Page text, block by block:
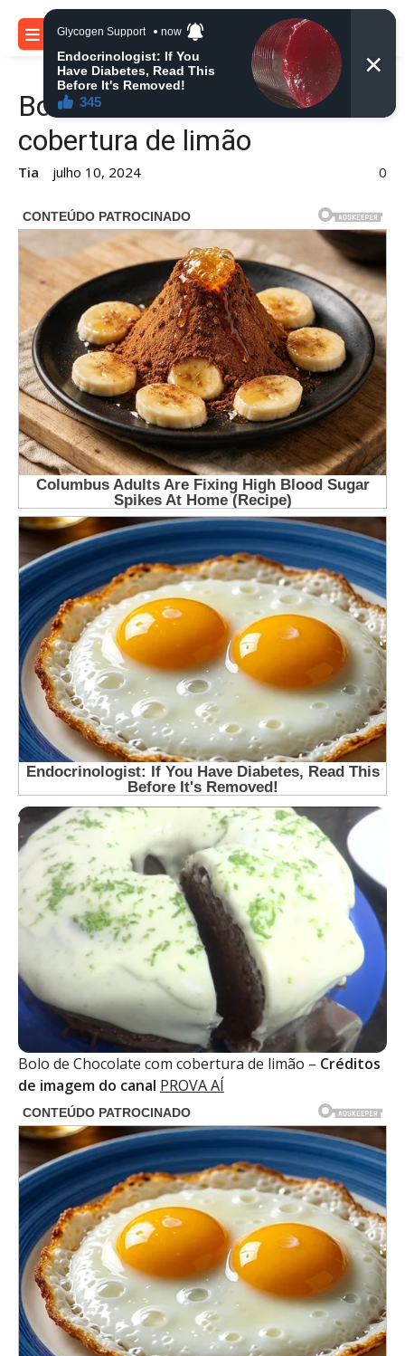
content
MENU
Bolo de Chocolate com
cobertura de limão
Tia julho 10, 2024 0
Bolo de Chocolate com cobertura de limão – Créditos
de imagem do canal PROVA AÍ